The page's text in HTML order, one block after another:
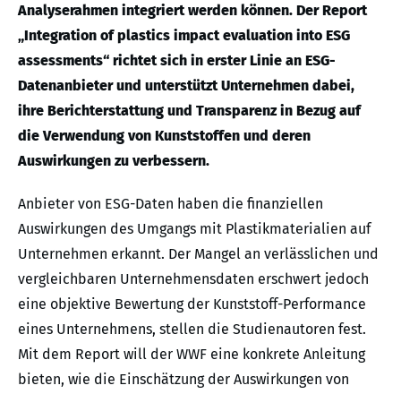
Analyserahmen integriert werden können. Der Report
„Integration of plastics impact evaluation into ESG
assessments“ richtet sich in erster Linie an ESG-
Datenanbieter und unterstützt Unternehmen dabei,
ihre Berichterstattung und Transparenz in Bezug auf
die Verwendung von Kunststoffen und deren
Auswirkungen zu verbessern.
Anbieter von ESG-Daten haben die finanziellen
Auswirkungen des Umgangs mit Plastikmaterialien auf
Unternehmen erkannt. Der Mangel an verlässlichen und
vergleichbaren Unternehmensdaten erschwert jedoch
eine objektive Bewertung der Kunststoff-Performance
eines Unternehmens, stellen die Studienautoren fest.
Mit dem Report will der WWF eine konkrete Anleitung
bieten, wie die Einschätzung der Auswirkungen von